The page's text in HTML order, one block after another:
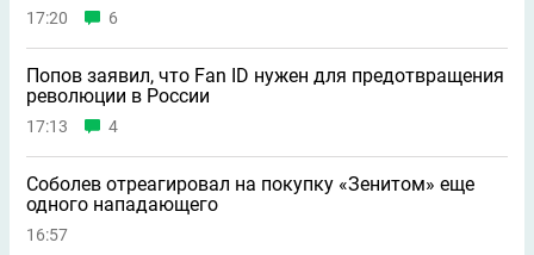
17:20 6
Попов заявил, что Fan ID нужен для предотвращения
революции в России
17:13 4
Соболев отреагировал на покупку «Зенитом» еще
одного нападающего
16:57